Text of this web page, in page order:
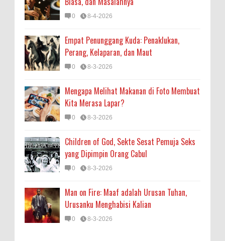
0 8-4-2026
Empat Penunggang Kuda: Penaklukan,
Perang, Kelaparan, dan Maut
0 8-3-2026
Mengapa Melihat Makanan di Foto Membuat
Kita Merasa Lapar?
0 8-3-2026
Children of God, Sekte Sesat Pemuja Seks
yang Dipimpin Orang Cabul
0 8-3-2026
Man on Fire: Maaf adalah Urusan Tuhan,
Urusanku Menghabisi Kalian
0 8-3-2026